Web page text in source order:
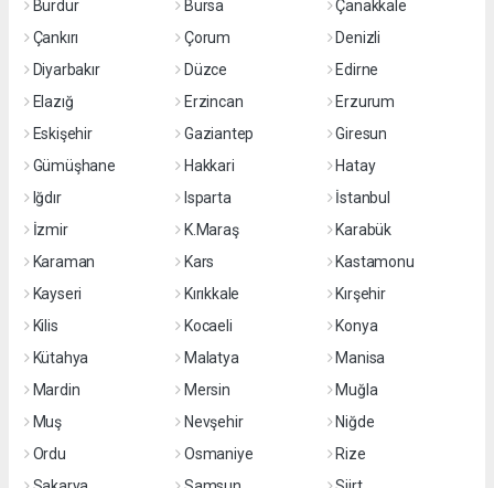
Burdur
Bursa
Çanakkale
Çankırı
Çorum
Denizli
Diyarbakır
Düzce
Edirne
Elazığ
Erzincan
Erzurum
Eskişehir
Gaziantep
Giresun
Gümüşhane
Hakkari
Hatay
Iğdır
Isparta
İstanbul
İzmir
K.Maraş
Karabük
Karaman
Kars
Kastamonu
Kayseri
Kırıkkale
Kırşehir
Kilis
Kocaeli
Konya
Kütahya
Malatya
Manisa
Mardin
Mersin
Muğla
Muş
Nevşehir
Niğde
Ordu
Osmaniye
Rize